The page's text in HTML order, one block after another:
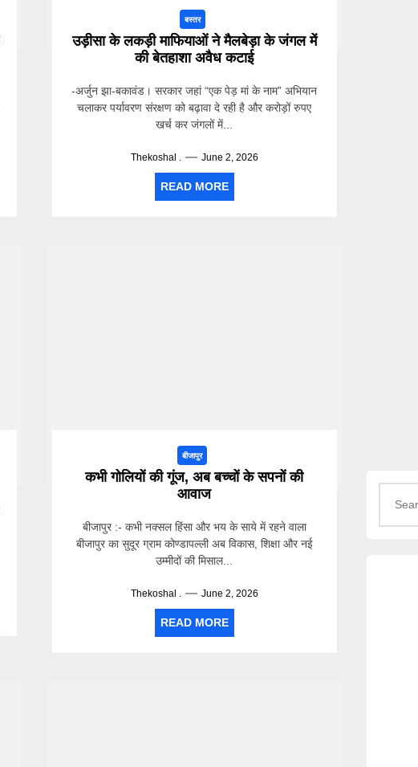
बस्तर
उड़ीसा के लकड़ी माफियाओं ने मैलबेड़ा के जंगल में
की बेतहाशा अवैध कटाई
-अर्जुन झा-बकावंड। सरकार जहां “एक पेड़ मां के नाम” अभियान
चलाकर पर्यावरण संरक्षण को बढ़ावा दे रही है और करोड़ों रुपए
खर्च कर जंगलों में...
Thekoshal . June 2, 2026
READ MORE
बीजापुर
कभी गोलियों की गूंज, अब बच्चों के सपनों की
आवाज
बीजापुर :- कभी नक्सल हिंसा और भय के साये में रहने वाला
बीजापुर का सुदूर ग्राम कोण्डापल्ली अब विकास, शिक्षा और नई
उम्मीदों की मिसाल...
Thekoshal . June 2, 2026
READ MORE
for: